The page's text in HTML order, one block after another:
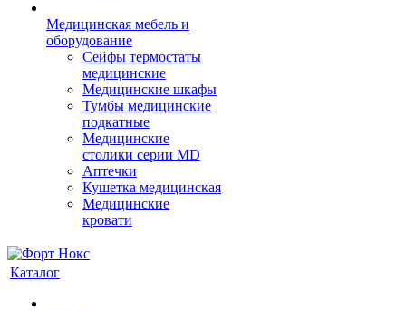
Медицинская мебель и
оборудование
Сейфы термостаты
медицинские
Медицинские шкафы
Тумбы медицинские
подкатные
Медицинские
столики серии MD
Аптечки
Кушетка медицинская
Медицинские
кровати
Каталог